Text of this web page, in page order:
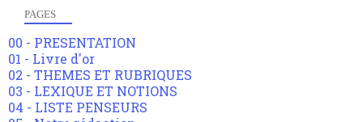
PAGES
00 - PRESENTATION
01 - Livre d'or
02 - THEMES ET RUBRIQUES
03 - LEXIQUE ET NOTIONS
04 - LISTE PENSEURS